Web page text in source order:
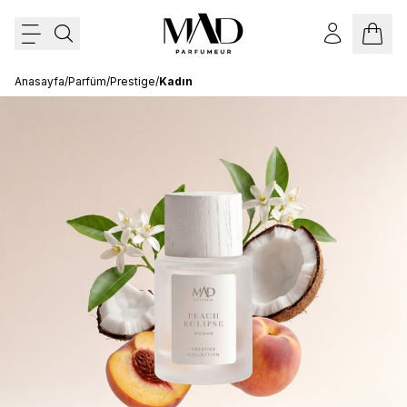
Anasayfa/Parfüm/Prestige/Kadın